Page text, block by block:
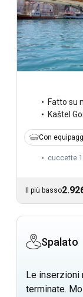
Fatto su
Kaštel
Con
cuccette
Il più basso
Spalato
Le inserzioni
terminate.